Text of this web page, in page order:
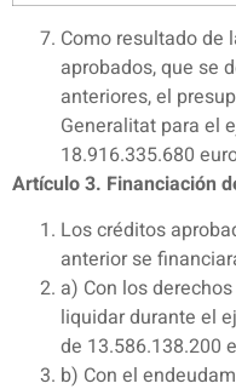
Como resultado de
aprobados, que se
anteriores, el
Generalitat para el
18.916.335.680
Artículo 3. Financiación
Los créditos
anterior se
a) Con los
liquidar durante el
de 13.586.138.200
b) Con el